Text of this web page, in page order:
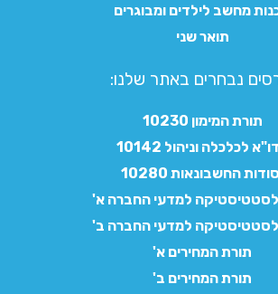
מחשב לילדים ומבוגרים
תואר שני
נבחרים באתר שלנו:​
תורת המימון 10230
לכלכלה וניהול 10142
החשבונאות 10280
למדעי החברה א'
למדעי החברה ב'
תורת המחירים א'
תורת המחירים ב'